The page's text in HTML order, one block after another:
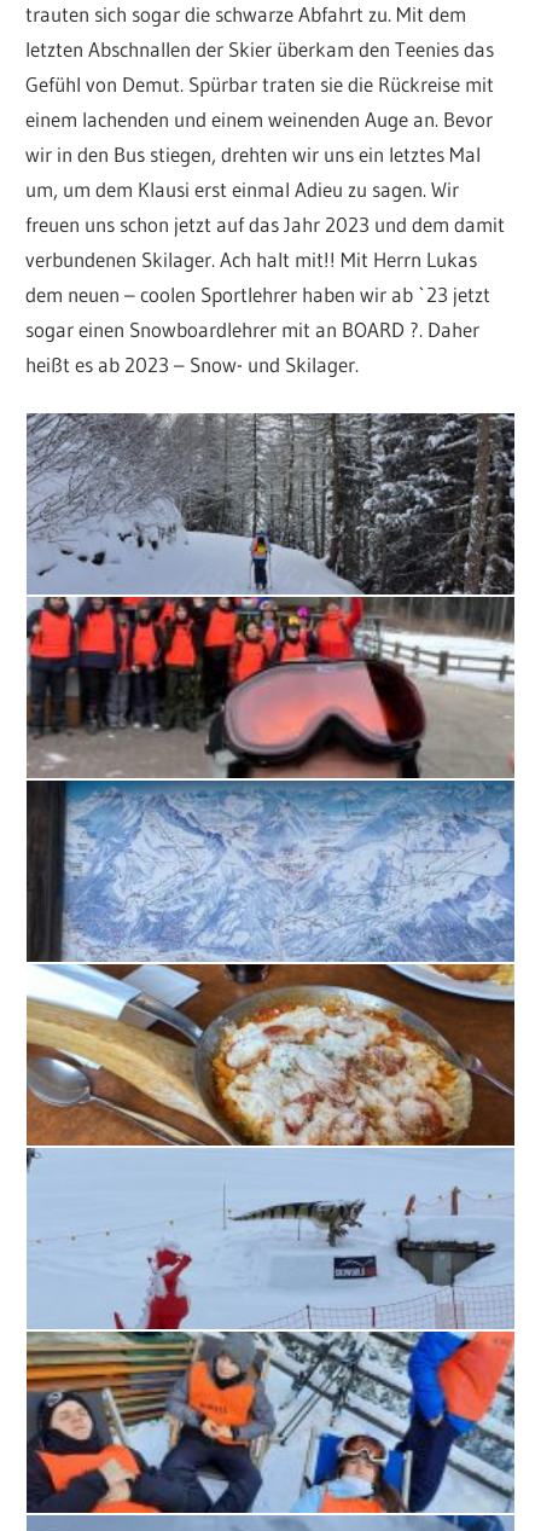
trauten sich sogar die schwarze Abfahrt zu. Mit dem
letzten Abschnallen der Skier überkam den Teenies das
Gefühl von Demut. Spürbar traten sie die Rückreise mit
einem lachenden und einem weinenden Auge an. Bevor
wir in den Bus stiegen, drehten wir uns ein letztes Mal
um, um dem Klausi erst einmal Adieu zu sagen. Wir
freuen uns schon jetzt auf das Jahr 2023 und dem damit
verbundenen Skilager. Ach halt mit!! Mit Herrn Lukas
dem neuen – coolen Sportlehrer haben wir ab `23 jetzt
sogar einen Snowboardlehrer mit an BOARD ?. Daher
heißt es ab 2023 – Snow- und Skilager.